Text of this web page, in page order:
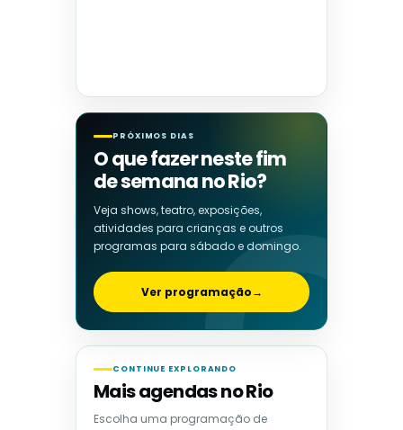
PRÓXIMOS DIAS
O que fazer neste fim
de semana no Rio?
Veja shows, teatro, exposições,
atividades para crianças e outros
programas para sábado e domingo.
Ver programação→
CONTINUE EXPLORANDO
Mais agendas no Rio
Escolha uma programação de